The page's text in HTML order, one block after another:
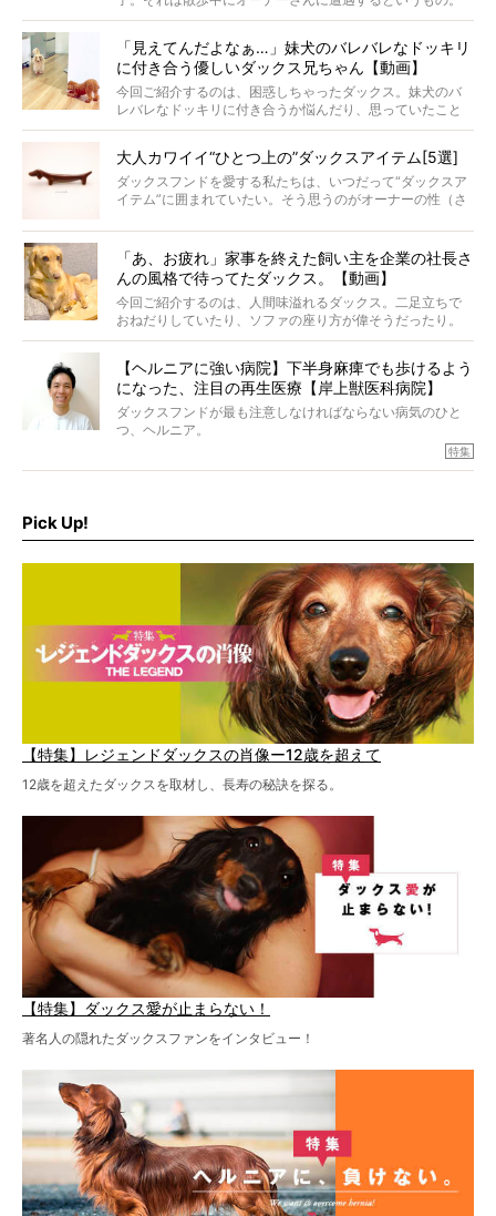
戸惑って歩きを止めたり、すぐに気付いて追いかけたり、
「見えてんだよなぁ…」妹犬のバレバレなドッキリ
に付き合う優しいダックス兄ちゃん【動画】
今回ご紹介するのは、困惑しちゃったダックス。妹犬のバ
レバレなドッキリに付き合うか悩んだり、思っていたこと
と違う事態に陥ったり。そんなお悩み全開なダックスの様
大人カワイイ“ひとつ上の”ダックスアイテム[5選]
ダックスフンドを愛する私たちは、いつだって“ダックスア
イテム”に囲まれていたい。そう思うのがオーナーの性（さ
ムをご紹介。
「あ、お疲れ」家事を終えた飼い主を企業の社長さ
んの風格で待ってたダックス。【動画】
今回ご紹介するのは、人間味溢れるダックス。二足立ちで
おねだりしていたり、ソファの座り方が偉そうだったり。
今にも言葉を発しそうなダックスの姿は、もう人間にしか
【ヘルニアに強い病院】下半身麻痺でも歩けるよう
になった、注目の再生医療【岸上獣医科病院】
ダックスフンドが最も注意しなければならない病気のひと
つ、ヘルニア。
特集『ヘルニアに、負けない』では、ヘルニアに強い動物
を点滴投与する治療により、歩けなかった子が投与37日で
特集
Pick Up!
【特集】レジェンドダックスの肖像ー12歳を超えて
12歳を超えたダックスを取材し、長寿の秘訣を探る。
【特集】ダックス愛が止まらない！
著名人の隠れたダックスファンをインタビュー！